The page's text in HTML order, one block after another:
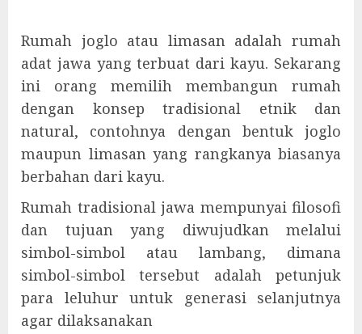
Rumah joglo atau limasan adalah rumah
adat jawa yang terbuat dari kayu. Sekarang
ini orang memilih membangun rumah
dengan konsep tradisional etnik dan
natural, contohnya dengan bentuk joglo
maupun limasan yang rangkanya biasanya
berbahan dari kayu.
Rumah tradisional jawa mempunyai filosofi
dan tujuan yang diwujudkan melalui
simbol-simbol atau lambang, dimana
simbol-simbol tersebut adalah petunjuk
para leluhur untuk generasi selanjutnya
agar dilaksanakan